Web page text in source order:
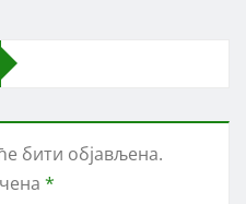
бити објављена.
*